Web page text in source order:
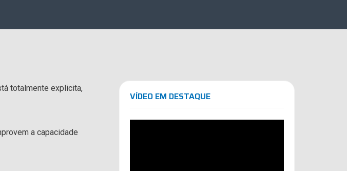
totalmente explicita,
a capacidade
VÍDEO EM DESTAQUE